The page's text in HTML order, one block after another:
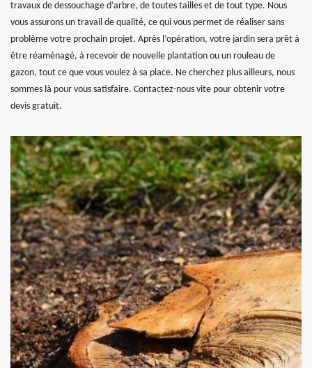
travaux de dessouchage d’arbre, de toutes tailles et de tout type. Nous
vous assurons un travail de qualité, ce qui vous permet de réaliser sans
problème votre prochain projet. Après l’opération, votre jardin sera prêt à
être réaménagé, à recevoir de nouvelle plantation ou un rouleau de
gazon, tout ce que vous voulez à sa place. Ne cherchez plus ailleurs, nous
sommes là pour vous satisfaire. Contactez-nous vite pour obtenir votre
devis gratuit.